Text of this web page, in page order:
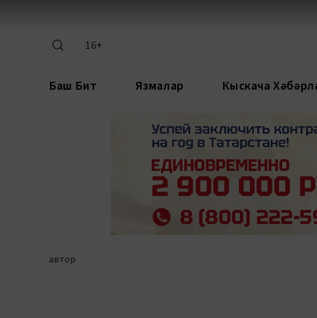
16+
Баш Бит Язмалар Кыскача
автор